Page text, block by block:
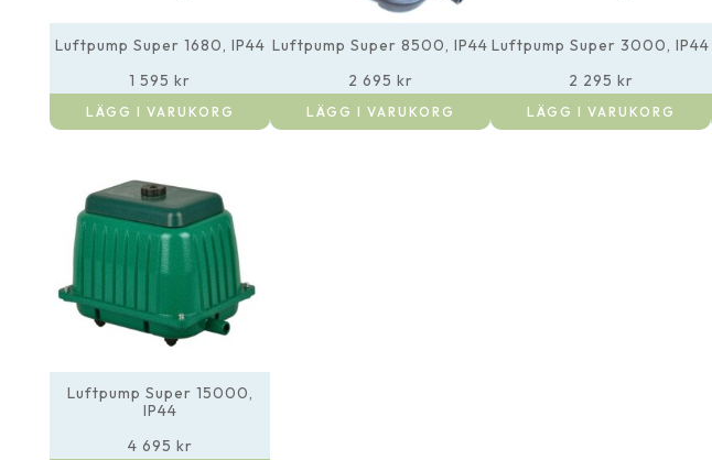
Luftpump Super 1680, IP44
1 595 kr
LÄGG I VARUKORG
Luftpump Super 8500, IP44
2 695 kr
LÄGG I VARUKORG
Luftpump Super 3000, IP44
2 295 kr
LÄGG I VARUKORG
Luftpump Super 15000,
IP44
4 695 kr